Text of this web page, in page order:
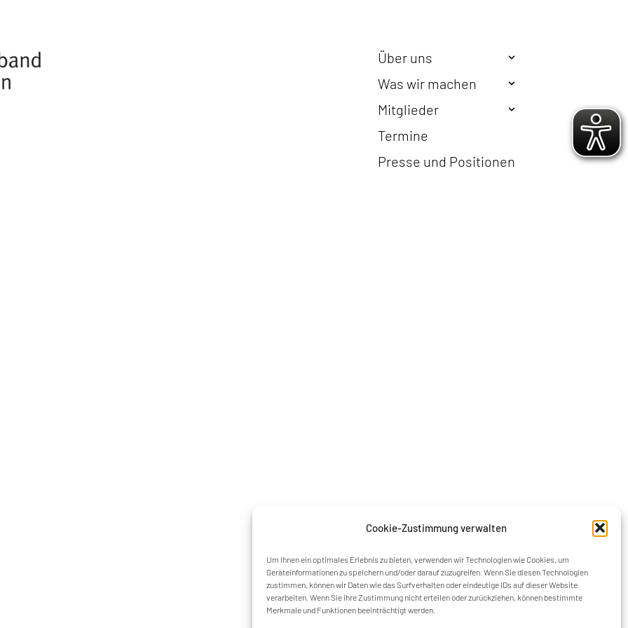
Cookie-Zustimmung verwalten
Um Ihnen ein optimales Erlebnis zu bieten, verwenden wir Technologien wie Cookies, um
Geräteinformationen zu speichern und/oder darauf zuzugreifen. Wenn Sie diesen Technologien
zustimmen, können wir Daten wie das Surfverhalten oder eindeutige IDs auf dieser Website
verarbeiten. Wenn Sie ihre Zustimmung nicht erteilen oder zurückziehen, können bestimmte
Merkmale und Funktionen beeinträchtigt werden.
Über uns
Was wir machen
Mitglieder
Termine
Presse und Positionen